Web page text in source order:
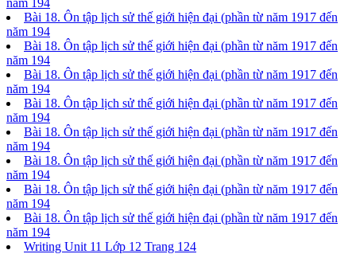
Bài 18. Ôn tập lịch sử thế giới hiện đại (phần từ năm 1917 đến
năm 194
Bài 18. Ôn tập lịch sử thế giới hiện đại (phần từ năm 1917 đến
năm 194
Bài 18. Ôn tập lịch sử thế giới hiện đại (phần từ năm 1917 đến
năm 194
Bài 18. Ôn tập lịch sử thế giới hiện đại (phần từ năm 1917 đến
năm 194
Bài 18. Ôn tập lịch sử thế giới hiện đại (phần từ năm 1917 đến
năm 194
Bài 18. Ôn tập lịch sử thế giới hiện đại (phần từ năm 1917 đến
năm 194
Bài 18. Ôn tập lịch sử thế giới hiện đại (phần từ năm 1917 đến
năm 194
Bài 18. Ôn tập lịch sử thế giới hiện đại (phần từ năm 1917 đến
năm 194
Writing Unit 11 Lớp 12 Trang 124